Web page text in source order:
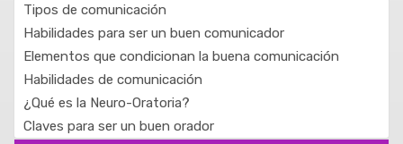
Tipos de comunicación
Habilidades para ser un buen comunicador
Elementos que condicionan la buena comunicación
Habilidades de comunicación
¿Qué es la Neuro-Oratoria?
Claves para ser un buen orador